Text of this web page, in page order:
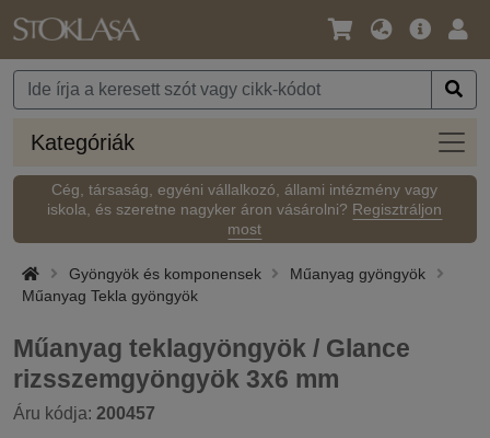
Nyelv
Pénznem
Fő
Kategóriák
Cég, társaság, egyéni vállalkozó, állami intézmény vagy
iskola, és szeretne nagyker áron vásárolni? Regisztráljon
most
Gyöngyök és komponensek
Műanyag gyöngyök
Műanyag Tekla gyöngyök
Műanyag teklagyöngyök / Glance
rizsszemgyöngyök 3x6 mm
Áru kódja: 200457